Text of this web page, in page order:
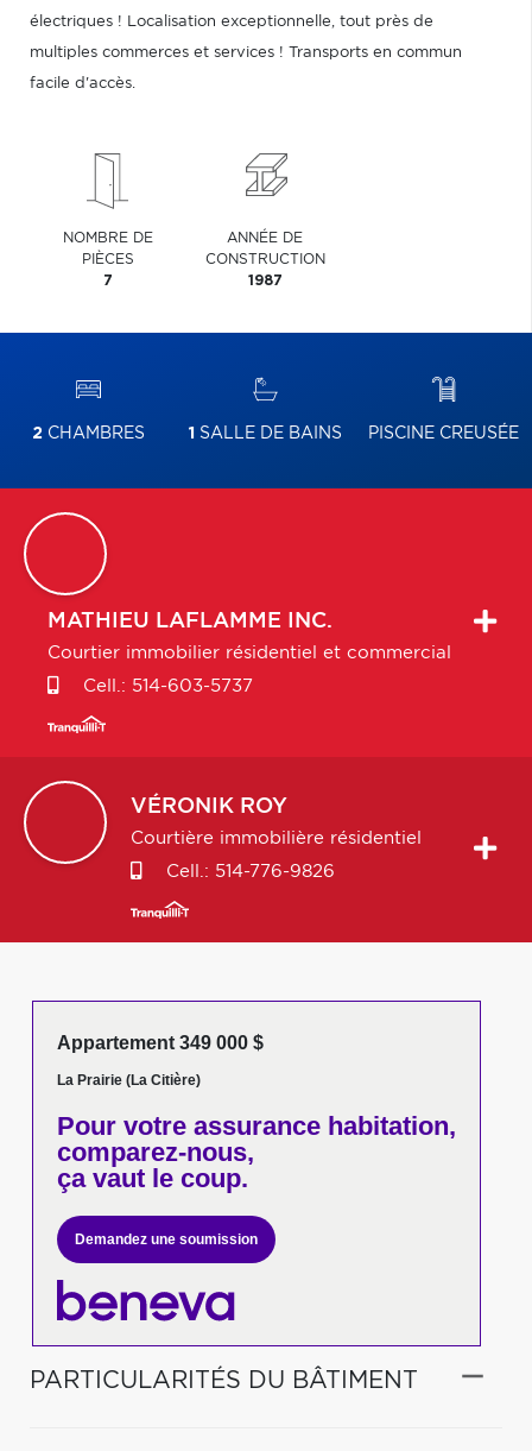
électriques ! Localisation exceptionnelle, tout près de
multiples commerces et services ! Transports en commun
facile d'accès.
NOMBRE DE
PIÈCES
7
ANNÉE DE
CONSTRUCTION
1987
2 CHAMBRES 1 SALLE DE BAINS PISCINE CREUSÉE
MATHIEU LAFLAMME INC.
Courtier immobilier résidentiel et commercial
Cell.: 514-603-5737
VÉRONIK ROY
Courtière immobilière résidentiel
Cell.: 514-776-9826
Appartement 349 000 $
La Prairie (La Citière)
Pour votreassurance habitation,
comparez-nous,
ça vaut le coup.
Demandez une soumission
PARTICULARITÉS DU BÂTIMENT